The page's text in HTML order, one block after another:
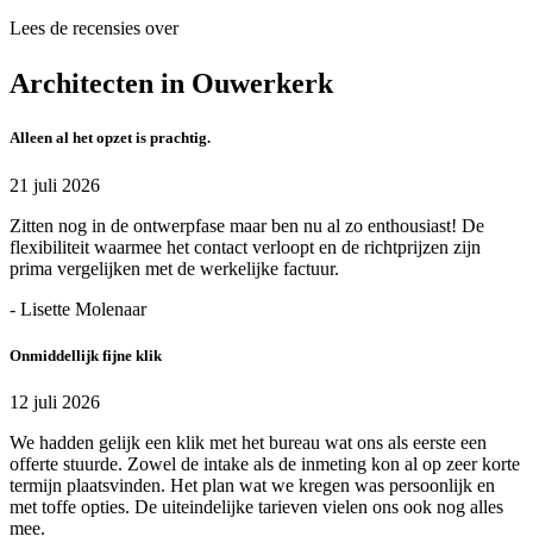
Lees de recensies over
Architecten in Ouwerkerk
Alleen al het opzet is prachtig.
21 juli 2026
Zitten nog in de ontwerpfase maar ben nu al zo enthousiast! De
flexibiliteit waarmee het contact verloopt en de richtprijzen zijn
prima vergelijken met de werkelijke factuur.
- Lisette Molenaar
Onmiddellijk fijne klik
12 juli 2026
We hadden gelijk een klik met het bureau wat ons als eerste een
offerte stuurde. Zowel de intake als de inmeting kon al op zeer korte
termijn plaatsvinden. Het plan wat we kregen was persoonlijk en
met toffe opties. De uiteindelijke tarieven vielen ons ook nog alles
mee.